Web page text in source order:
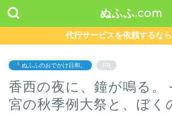
ぬふふ.com
代行サービスを依頼するな
ぬふふのおでかけ日和。 PR
香西の夜に、鐘が鳴る。
宮の秋季例大祭と、ぼく